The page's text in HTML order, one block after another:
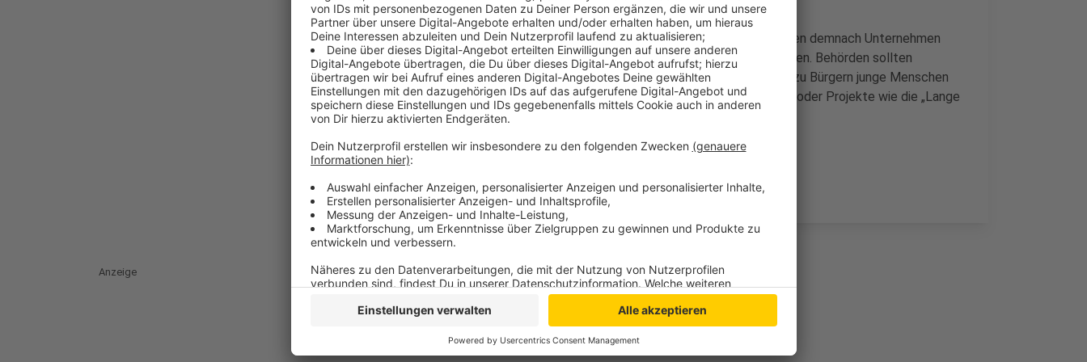
Schlanke, schnelle Verwaltungen und feste Ansprechpartner sollen demnach Unternehmen
zügig durch Genehmigungen führen und Standortverluste vermeiden. Behörden sollten
Prozesse verschlanken, voneinander lernen und als Schnittstelle zu Bürgern junge Menschen
für Technik und Wirtschaft begeistern, etwa durch Science-Labs oder Projekte wie die „Lange
Nacht der Industrie“.
Anzeige
Anzeige